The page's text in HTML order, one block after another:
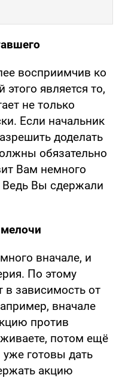
восприимчив ко
является то,
не только
Если начальник
доделать
обязательно
Вам немного
Ведь Вы сдержали
вначале, и
По этому
зависимость от
вначале
против
потом ещё
готовы дать
акцию